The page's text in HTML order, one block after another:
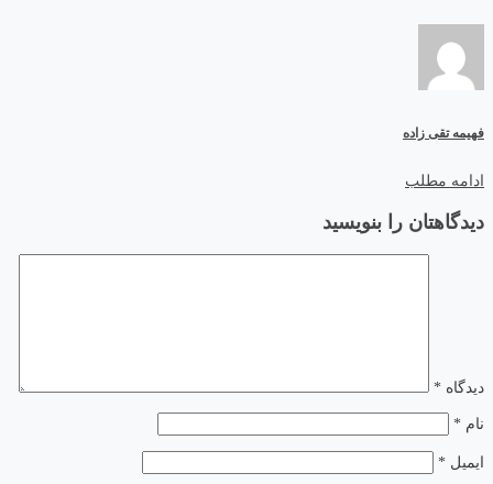
فهیمه تقی زاده
ادامه مطلب
دیدگاهتان را بنویسید
دیدگاه *
نام *
ایمیل *